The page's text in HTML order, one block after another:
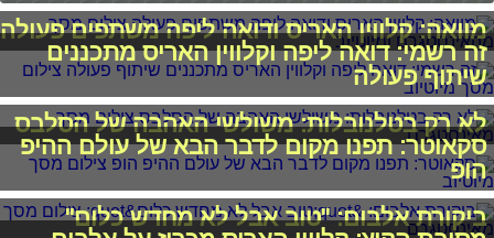
מוואה: קלווין האריס ודואה ליפה משתפים פעולה
זה רשמי: דואה ליפה וקלווין האריס מתכננים
שיתוף פעולה
לא רק בטלנובלות: משולשי האהבה של הסלבס
סקאוטר: תפנו מקום לדבר הבא של עולם ההיפ
הופ
ביקורת אלבום: "טוב אבל לא מחדש כלום"